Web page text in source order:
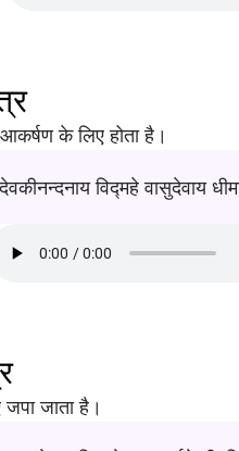
के लिए होता है।
विद्महे वासुदेवाय
जपा जाता है।